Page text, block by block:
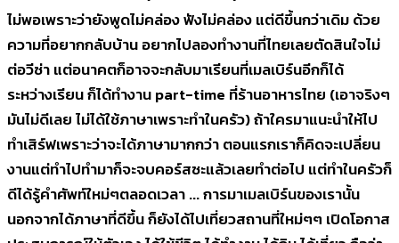
ไม่พอเพราะว่ายังพูดไม่คล่อง ฟังไม่คล่อง แต่ดีขึ้นกว่าเดิม ด้วย
ความที่อยากกลับบ้าน อยากไปลองทำงานที่ไทยเลยตัดสินใจไม่
ต่อวีซ่า แต่อนาคตก็อาจจะกลับมาเรียนที่เมลเบิร์นอีกก็ได้
ระหว่างเรียน ก็ได้ทำงาน part-time ที่ร้านอาหารไทย (เอาจริงๆ
มันไม่ดีเลย ไม่ได้ใช้ภาษาเพราะทำในครัว) ถ้าใครมาแนะนำให้ไป
ทำเสิร์ฟเพราะว่าจะได้ภาษามากกว่า ตอนแรกเราก็คิดจะเปลี่ยน
งานแต่ทำไปทำมาก็จะจบคอร์สซะแล้วเลยทำต่อไป แต่ทำในครัวก็
ดีได้รู้คำศัพท์ใหม่ๆตลอดเวลา ... การมาเมลเบิร์นของเรานั้น
นอกจากได้ภาษาที่ดีขึ้น ก็ยังได้ไปเที่ยวสถานที่ใหม่ๆๆ เปิดโอกาส